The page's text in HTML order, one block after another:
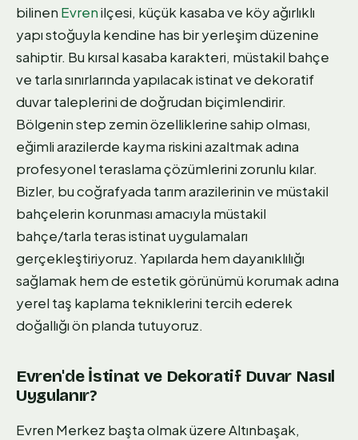
bilinen Evrenilçesi, küçük kasaba ve köy ağırlıklı
yapı stoğuyla kendine has bir yerleşim düzenine
sahiptir. Bu kırsal kasaba karakteri, müstakil bahçe
ve tarla sınırlarında yapılacak istinat ve dekoratif
duvar taleplerini de doğrudan biçimlendirir.
Bölgenin step zemin özelliklerine sahip olması,
eğimli arazilerde kayma riskini azaltmak adına
profesyonel teraslama çözümlerini zorunlu kılar.
Bizler, bu coğrafyada tarım arazilerinin ve müstakil
bahçelerin korunması amacıyla müstakil
bahçe/tarla teras istinat uygulamaları
gerçekleştiriyoruz. Yapılarda hem dayanıklılığı
sağlamak hem de estetik görünümü korumak adına
yerel taş kaplama tekniklerini tercih ederek
doğallığı ön planda tutuyoruz.
Evren'de İstinat ve Dekoratif Duvar Nasıl
Uygulanır?
Evren Merkez başta olmak üzere Altınbaşak,